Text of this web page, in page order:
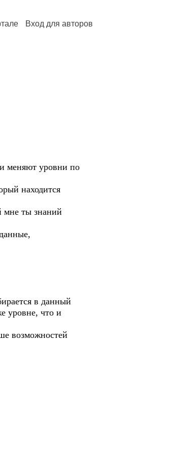
Вход для авторов
меняют уровни по
находится
мне ты знаний
в данный
уровне, что и
возможностей